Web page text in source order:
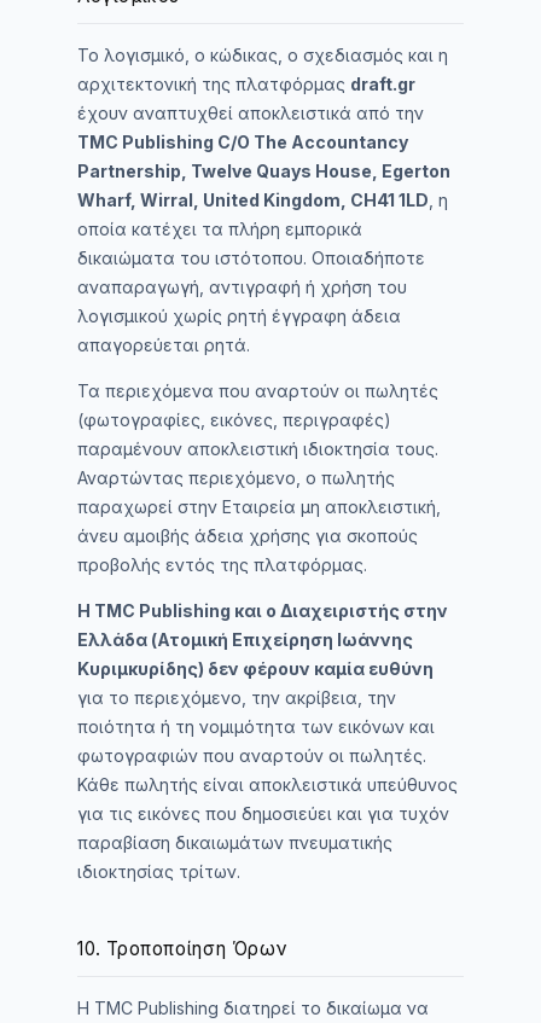
Το λογισμικό, ο κώδικας, ο σχεδιασμός και η
αρχιτεκτονική της πλατφόρμας draft.gr
έχουν αναπτυχθεί αποκλειστικά από την
TMC Publishing C/O The Accountancy
Partnership, Twelve Quays House, Egerton
Wharf, Wirral, United Kingdom, CH41 1LD , η
οποία κατέχει τα πλήρη εμπορικά
δικαιώματα του ιστότοπου. Οποιαδήποτε
αναπαραγωγή, αντιγραφή ή χρήση του
λογισμικού χωρίς ρητή έγγραφη άδεια
απαγορεύεται ρητά.
Τα περιεχόμενα που αναρτούν οι πωλητές
(φωτογραφίες, εικόνες, περιγραφές)
παραμένουν αποκλειστική ιδιοκτησία τους.
Αναρτώντας περιεχόμενο, ο πωλητής
παραχωρεί στην Εταιρεία μη αποκλειστική,
άνευ αμοιβής άδεια χρήσης για σκοπούς
προβολής εντός της πλατφόρμας.
Η TMC Publishing και ο Διαχειριστής στην
Ελλάδα (Ατομική Επιχείρηση Ιωάννης
Κυριμκυρίδης) δεν φέρουν καμία ευθύνη
για το περιεχόμενο, την ακρίβεια, την
ποιότητα ή τη νομιμότητα των εικόνων και
φωτογραφιών που αναρτούν οι πωλητές.
Κάθε πωλητής είναι αποκλειστικά υπεύθυνος
για τις εικόνες που δημοσιεύει και για τυχόν
παραβίαση δικαιωμάτων πνευματικής
ιδιοκτησίας τρίτων.
10. Τροποποίηση Όρων
Η TMC Publishing διατηρεί το δικαίωμα να